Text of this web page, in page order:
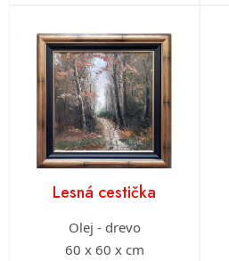
Lesná cestička
Olej - drevo
60 x 60 x cm